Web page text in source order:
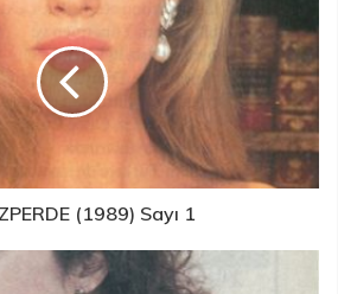
(1989) Sayı 1